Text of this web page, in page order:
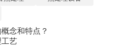
念和特点？
艺